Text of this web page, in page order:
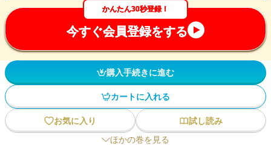
かんたん30秒登録！
今すぐ会員登録をする
購入手続きに進む
カートに入れる
お気に入り
試し読み
ほかの巻を見る